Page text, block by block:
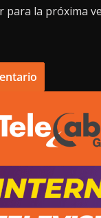
para la próxima